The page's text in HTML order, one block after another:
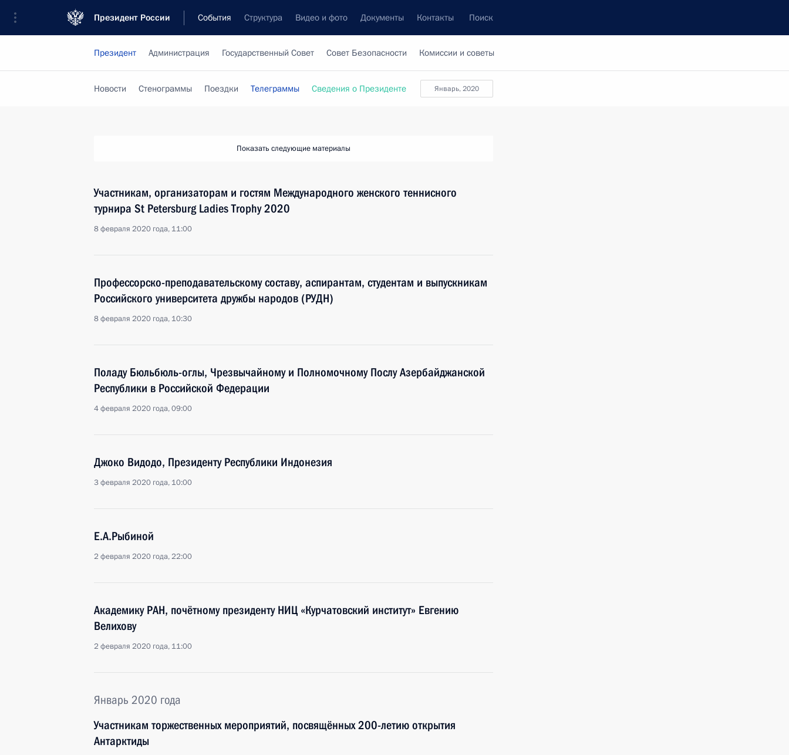
Президент России События Структура Видео и фото Документы Контакты Поиск
Президент Администрация Государственный Совет Совет Безопасности Комиссии и советы
январь, 2020
Новости Стенограммы Поездки Телеграммы Сведения о Президенте
Показать следующие материалы
Участникам, организаторам и гостям Международного женского теннисного
турнира St Petersburg Ladies Trophy 2020
8 февраля 2020 года, 11:00
Профессорско-преподавательскому составу, аспирантам, студентам и выпускникам
Российского университета дружбы народов (РУДН)
8 февраля 2020 года, 10:30
Поладу Бюльбюль-оглы, Чрезвычайному и Полномочному Послу Азербайджанской
Республики в Российской Федерации
4 февраля 2020 года, 09:00
Джоко Видодо, Президенту Республики Индонезия
3 февраля 2020 года, 10:00
Е.А.Рыбиной
2 февраля 2020 года, 22:00
Академику РАН, почётному президенту НИЦ «Курчатовский институт» Евгению
Велихову
2 февраля 2020 года, 11:00
Январь 2020 года
Участникам торжественных мероприятий, посвящённых 200-летию открытия
Антарктиды